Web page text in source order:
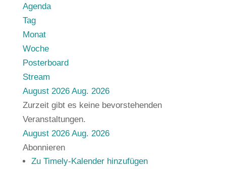
Agenda
Tag
Monat
Woche
Posterboard
Stream
August 2026 Aug. 2026
Zurzeit gibt es keine bevorstehenden
Veranstaltungen.
August 2026 Aug. 2026
Abonnieren
Zu Timely-Kalender hinzufügen